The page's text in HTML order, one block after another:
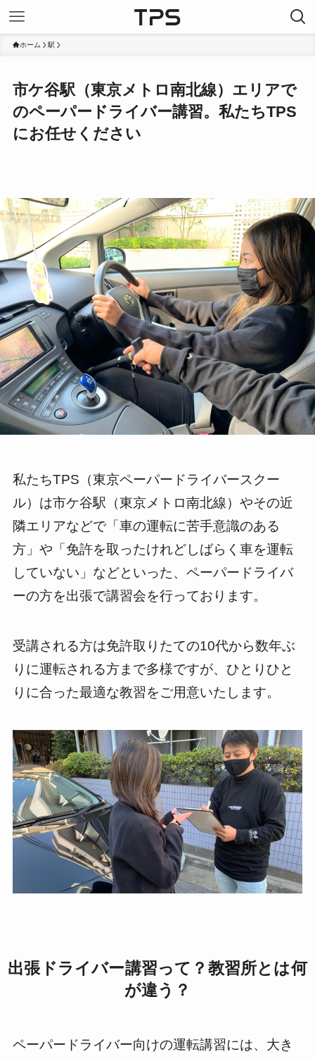
ホーム 駅
市ケ谷駅（東京メトロ南北線）エリアで
のペーパードライバー講習。私たちTPS
にお任せください
私たちTPS（東京ペーパードライバースクー
ル）は市ケ谷駅（東京メトロ南北線）やその近
隣エリアなどで「車の運転に苦手意識のある
方」や「免許を取ったけれどしばらく車を運転
していない」などといった、ペーパードライバ
ーの方を出張で講習会を行っております。
受講される方は免許取りたての10代から数年ぶ
りに運転される方まで多様ですが、ひとりひと
りに合った最適な教習をご用意いたします。
出張ドライバー講習って？教習所とは何
が違う？
ペーパードライバー向けの運転講習には、大き